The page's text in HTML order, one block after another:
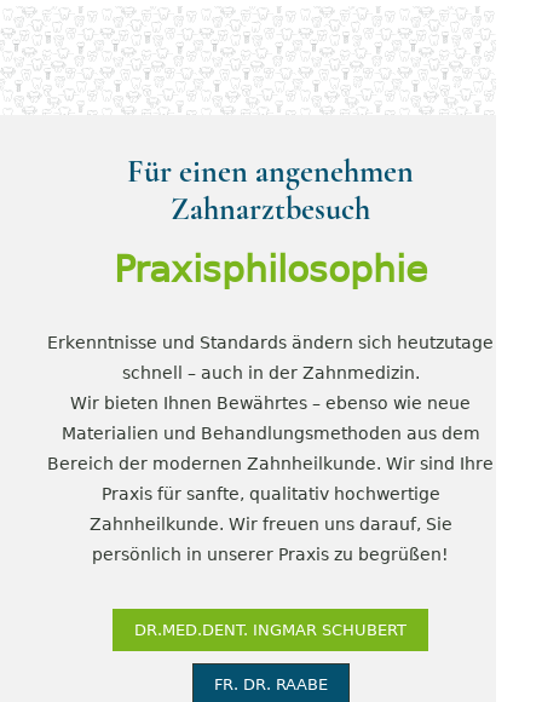
Für einen angenehmen
Zahnarztbesuch
Praxisphilosophie
Erkenntnisse und Standards ändern sich heutzutage
schnell – auch in der Zahnmedizin.
Wir bieten Ihnen Bewährtes – ebenso wie neue
Materialien und Behandlungsmethoden aus dem
Bereich der modernen Zahnheilkunde. Wir sind Ihre
Praxis für sanfte, qualitativ hochwertige
Zahnheilkunde. Wir freuen uns darauf, Sie
persönlich in unserer Praxis zu begrüßen!
DR.MED.DENT. INGMAR SCHUBERT
FR. DR. RAABE